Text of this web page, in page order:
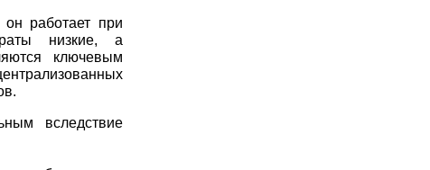
он работает при
низкие, а
ключевым
вследствие